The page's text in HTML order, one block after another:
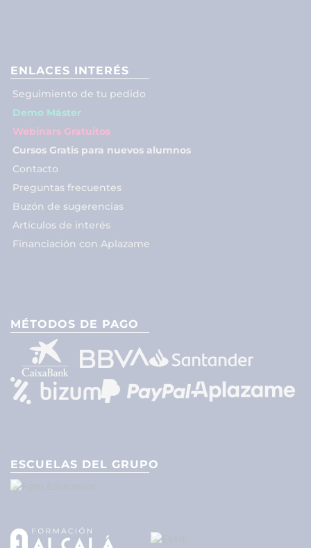
ENLACES INTERÉS
Seguimiento de tu pedido
Demo Máster
Webinars Gratuitos
Cursos Gratis para nuevos alumnos
Contacto
Preguntas frecuentes
Buzón de sugerencias
Artículos de interés
Financiación con Aplazame
MÉTODOS DE PAGO
ESCUELAS DEL GRUPO